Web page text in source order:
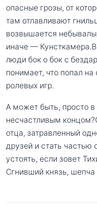
опасные грозы, от
там отлавливают
возвышается
иначе —
люди бок о бок с
понимает, что попал
ролевых игр.
А может быть, просто
несчастливым
отца, затравленный
друзей и стать частью
устоять, если зовет
Сгнивший князь,